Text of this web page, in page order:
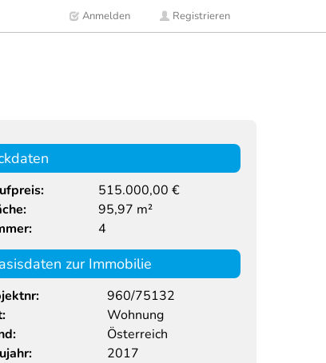
Anmelden Registrieren
515.000,00 €
95,97 m²
4
zur Immobilie
960/75132
Wohnung
Österreich
2017